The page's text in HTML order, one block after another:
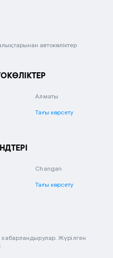
автокөліктер
Алматы
Тағы көрсету
Changan
Тағы көрсету
хабарландырулар. Жүрілген